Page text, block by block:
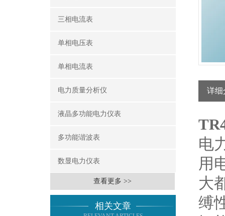
三相电流表
单相电压表
单相电流表
电力质量分析仪
液晶多功能电力仪表
多功能谐波表
数显电力仪表
查看更多 >>
相关文章
详细
电
用
大
缚